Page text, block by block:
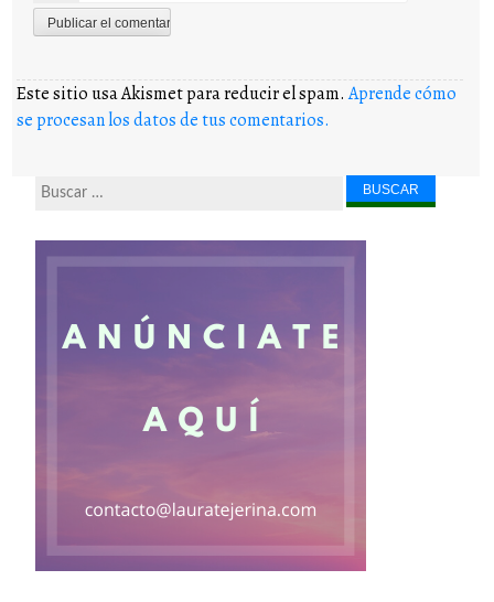
Este sitio usa Akismet para reducir el spam.Aprende cómo
se procesan los datos de tus comentarios.
Buscar...